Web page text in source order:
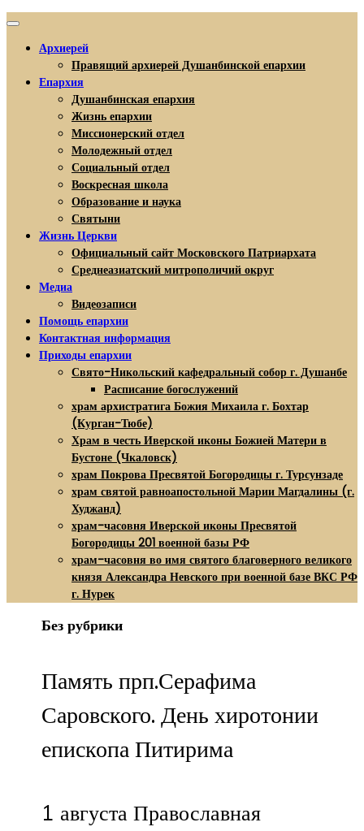
Архиерей
Правящий архиерей Душанбинской епархии
Епархия
Душанбинская епархия
Жизнь епархии
Миссионерский отдел
Молодежный отдел
Социальный отдел
Воскресная школа
Образование и наука
Святыни
Жизнь Церкви
Официальный сайт Московского Патриархата
Среднеазиатский митрополичий округ
Медиа
Видеозаписи
Помощь епархии
Контактная информация
Приходы епархии
Свято-Никольский кафедральный собор г. Душанбе
Расписание богослужений
храм архистратига Божия Михаила г. Бохтар
(Курган-Тюбе)
Храм в честь Иверской иконы Божией Матери в
Бустоне (Чкаловск)
храм Покрова Пресвятой Богородицы г. Турсунзаде
храм святой равноапостольной Марии Магдалины (г.
Худжанд)
храм-часовня Иверской иконы Пресвятой
Богородицы 201 военной базы РФ
храм-часовня во имя святого благоверного великого
князя Александра Невского при военной базе ВКС РФ
г. Нурек
Без рубрики
Память прп.Серафима
Саровского. День хиротонии
епископа Питирима
1 августа Православная